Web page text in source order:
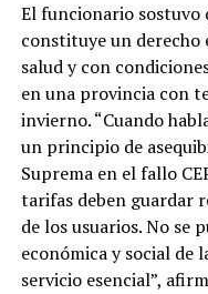
El funcionario sostuvo
constituye un derecho
salud y con
en una provincia con
invierno. “Cuando
un principio de
Suprema en el fallo
tarifas deben guardar
de los usuarios. No se
económica y social de
servicio esencial”,